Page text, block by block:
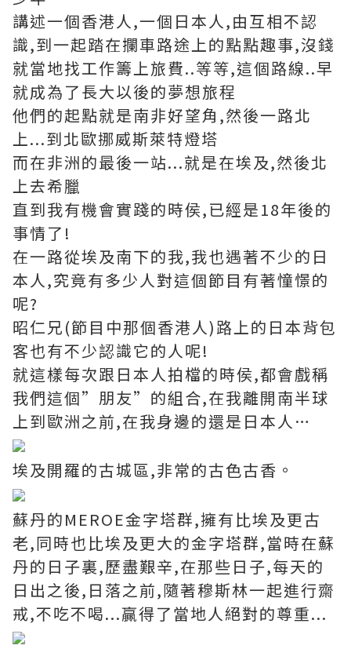
講述一個香港人,一個日本人,由互相不認
識,到一起踏在攔車路途上的點點趣事,沒錢
就當地找工作籌上旅費..等等,這個路線..早
就成為了長大以後的夢想旅程
他們的起點就是南非好望角,然後一路北
上...到北歐挪威斯萊特燈塔
而在非洲的最後一站...就是在埃及,然後北
上去希臘
直到我有機會實踐的時侯,已經是18年後的
事情了!
在一路從埃及南下的我,我也遇著不少的日
本人,究竟有多少人對這個節目有著憧憬的
呢?
昭仁兄(節目中那個香港人)路上的日本背包
客也有不少認識它的人呢!
就這樣每次跟日本人拍檔的時侯,都會戲稱
我們這個”朋友”的組合,在我離開南半球
上到歐洲之前,在我身邊的還是日本人…
埃及開羅的古城區,非常的古色古香。
蘇丹的MEROE金字塔群,擁有比埃及更古
老,同時也比埃及更大的金字塔群,當時在蘇
丹的日子裏,歷盡艱辛,在那些日子,每天的
日出之後,日落之前,隨著穆斯林一起進行齋
戒,不吃不喝...贏得了當地人絕對的尊重...